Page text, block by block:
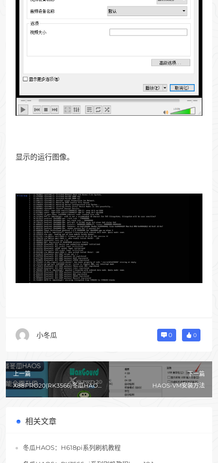
显示的运行图像。
小冬瓜 0 0
上一篇
X88PRO20(RK3566)冬瓜HAOS
下一篇
HAOS-VM安装方法
相关文章
冬瓜HAOS：H618pi系列刷机教程